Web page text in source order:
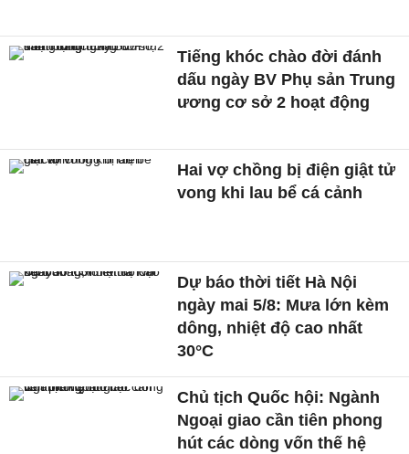
Tiếng khóc chào đời đánh
dấu ngày BV Phụ sản Trung
ương cơ sở 2 hoạt động
Hai vợ chồng bị điện giật tử
vong khi lau bể cá cảnh
Dự báo thời tiết Hà Nội
ngày mai 5/8: Mưa lớn kèm
dông, nhiệt độ cao nhất
30°C
Chủ tịch Quốc hội: Ngành
Ngoại giao cần tiên phong
hút các dòng vốn thế hệ